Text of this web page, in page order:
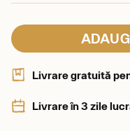
Livrare gratuită
Livrare în 3 zile